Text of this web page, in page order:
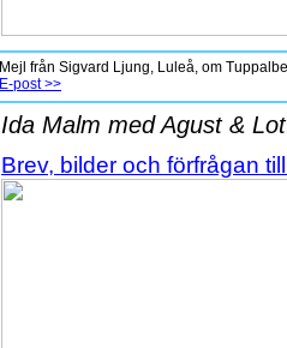
Mejl från Sigvard Ljung, Luleå, om
E-post >>
Ida Malm med Agust &
Brev, bilder och förfrågan